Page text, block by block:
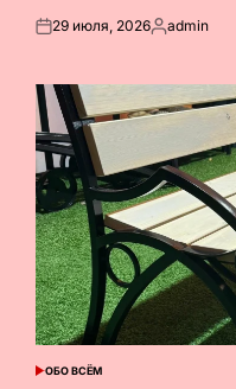
Опубликовано
29 июля, 2026Запись
admin
ОПУБЛИКОВАНО
ОБО ВСЁМ